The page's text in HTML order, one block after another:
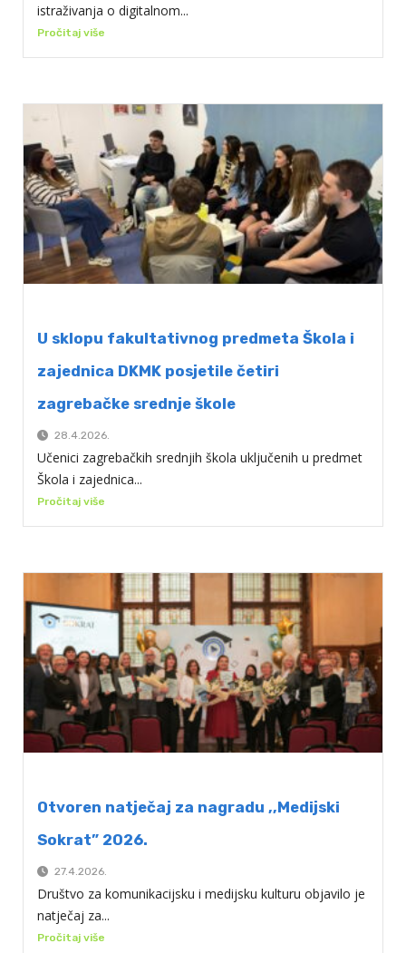
istraživanja o digitalnom...
Pročitaj više
U sklopu fakultativnog predmeta Škola i
zajednica DKMK posjetile četiri
zagrebačke srednje škole
28.4.2026.
Učenici zagrebačkih srednjih škola uključenih u predmet
Škola i zajednica...
Pročitaj više
Otvoren natječaj za nagradu ,,Medijski
Sokrat” 2026.
27.4.2026.
Društvo za komunikacijsku i medijsku kulturu objavilo je
natječaj za...
Pročitaj više